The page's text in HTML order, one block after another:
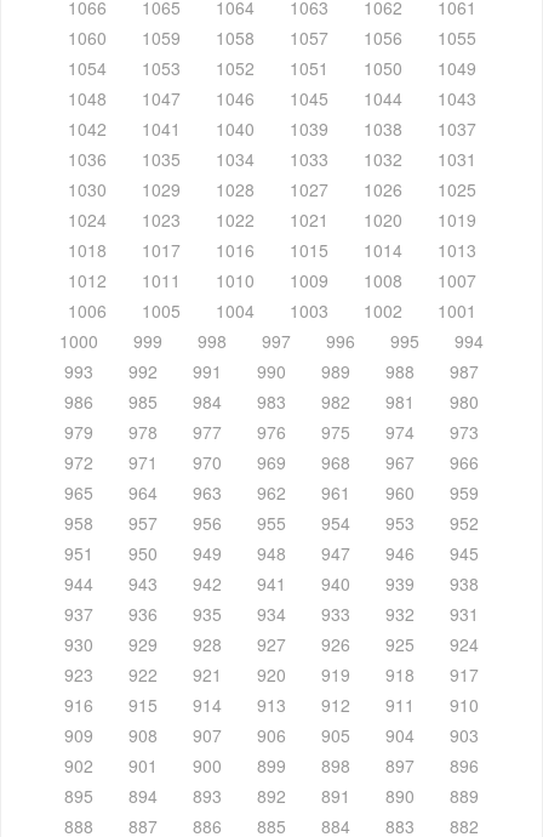
1066
1065 1064 1063 1062
1061
1060
1059 1058 1057 1056
1055
1054
1053 1052 1051 1050
1049
1048
1047 1046 1045 1044
1043
1042
1041 1040 1039 1038
1037
1036
1035 1034 1033 1032
1031
1030
1029 1028 1027 1026
1025
1024
1023 1022 1021 1020
1019
1018
1017 1016 1015 1014
1013
1012
1011 1010 1009 1008
1007
1006
1005 1004 1003 1002
1001
1000
999 998 997 996 995
994
993
992 991 990 989 988
987
986
985 984 983 982 981
980
979
978 977 976 975 974
973
972
971 970 969 968 967
966
965
964 963 962 961 960
959
958
957 956 955 954 953
952
951
950 949 948 947 946
945
944
943 942 941 940 939
938
937
936 935 934 933 932
931
930
929 928 927 926 925
924
923
922 921 920 919 918
917
916
915 914 913 912 911
910
909
908 907 906 905 904
903
902
901 900 899 898 897
896
895
894 893 892 891 890
889
888
887 886 885 884 883 882